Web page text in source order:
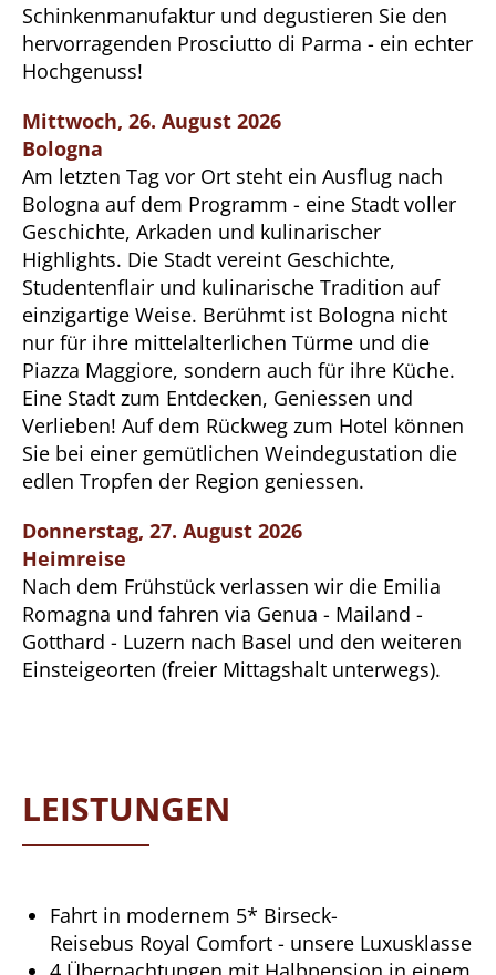
Schinkenmanufaktur und degustieren Sie den
hervorragenden Prosciutto di Parma - ein echter
Hochgenuss!
Mittwoch, 26. August 2026
Bologna
Am letzten Tag vor Ort steht ein Ausflug nach
Bologna auf dem Programm - eine Stadt voller
Geschichte, Arkaden und kulinarischer
Highlights. Die Stadt vereint Geschichte,
Studentenflair und kulinarische Tradition auf
einzigartige Weise. Berühmt ist Bologna nicht
nur für ihre mittelalterlichen Türme und die
Piazza Maggiore, sondern auch für ihre Küche.
Eine Stadt zum Entdecken, Geniessen und
Verlieben! Auf dem Rückweg zum Hotel können
Sie bei einer gemütlichen Weindegustation die
edlen Tropfen der Region geniessen.
Donnerstag, 27. August 2026
Heimreise
Nach dem Frühstück verlassen wir die Emilia
Romagna und fahren via Genua - Mailand -
Gotthard - Luzern nach Basel und den weiteren
Einsteigeorten (freier Mittagshalt unterwegs).
LEISTUNGEN
Fahrt in modernem 5* Birseck-
Reisebus Royal Comfort - unsere Luxusklasse